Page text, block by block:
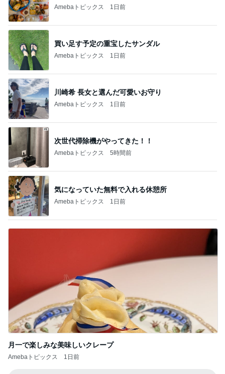
Amebaトピックス 1日前
買い足す予定の重宝したサンダル
Amebaトピックス 1日前
川崎希 長女と選んだ可愛いお守り
Amebaトピックス 1日前
次世代掃除機がやってきた！！
Amebaトピックス 5時間前
気になっていた無料で入れる休憩所
Amebaトピックス 1日前
月一で楽しみな美味しいクレープ
Amebaトピックス 1日前